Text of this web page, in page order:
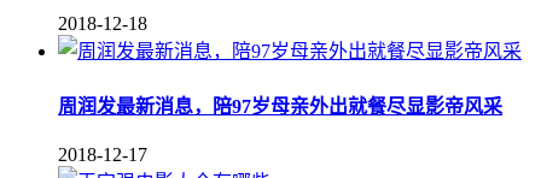
2018-12-18
周润发最新消息，陪97岁母亲外出就餐尽显影帝风采
2018-12-17